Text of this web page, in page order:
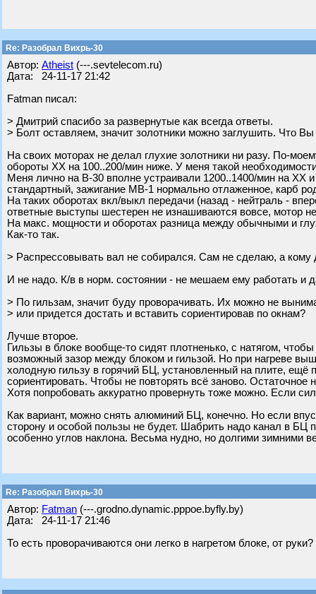
Re: Разобрал Вихрь-30
Автор: Atheist (---.sevtelecom.ru)
Дата: 24-11-17 21:42
Fatman писал:
> Дмитрий спасибо за развернутые как всегда ответы.
> Болт оставляем, значит золотники можно заглушить. Что
На своих моторах не делал глухие золотники ни разу. По-
обороты ХХ на 100..200/мин ниже. У меня такой
Меня лично на В-30 вполне устраивали 1200..1400/мин на ХХ
стандартный, зажигание МВ-1 нормально отлаженное, карб
На таких оборотах вкл/выкл передачи (назад - нейтраль -
ответные выступы шестерен не изнашиваются вовсе, мотор
На макс. мощности и оборотах разница между обычными и
Как-то так.
> Распрессовывать вал не собирался. Сам не сделаю, а кому
И не надо. К/в в норм. состоянии - не мешаем ему работать и
> По гильзам, значит буду проворачивать. Их можно не
> или придется достать и вставить сориентировав по окнам?
Лучше второе.
Гильзы в блоке вообще-то сидят плотненько, с натягом,
возможный зазор между блоком и гильзой. Но при нагреве
холодную гильзу в горячий БЦ, установленный на плите,
сориентировать. Чтобы не повторять всё заново.
Хотя попробовать аккуратно провернуть тоже можно. Если
Как вариант, можно снять алюминий БЦ, конечно. Но если
сторону и особой пользы не будет. Шабрить надо канал в БЦ
особенно углов наклона. Весьма нудно, но долгими зимними
Re: Разобрал Вихрь-30
Автор: Fatman (---.grodno.dynamic.pppoe.byfly.by)
Дата: 24-11-17 21:46
То есть проворачиваются они легко в нагретом блоке, от руки?